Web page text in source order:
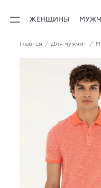
ЖЕНЩИНЫ
Главная Для мужчин